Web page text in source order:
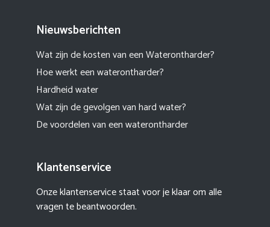
Nieuwsberichten
Wat zijn de kosten van een Waterontharder?
Hoe werkt een waterontharder?
Hardheid water
Wat zijn de gevolgen van hard water?
De voordelen van een waterontharder
Klantenservice
Onze klantenservice staat voor je klaar om alle
vragen te beantwoorden.